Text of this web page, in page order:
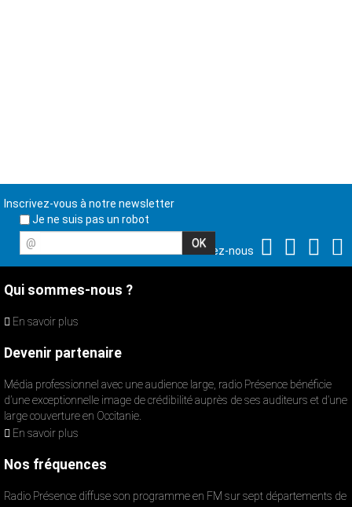
Inscrivez-vous à notre newsletter
Je ne suis pas un robot
@
Suivez-nous
Qui sommes-nous ?
En savoir plus
Devenir partenaire
Média professionnel avec une audience large, radio Présence bénéficie
d’une exceptionnelle image de crédibilité auprès de ses auditeurs et d’une
large couverture en Occitanie.
En savoir plus
Nos fréquences
Radio Présence diffuse son programme en FM sur sept départements de